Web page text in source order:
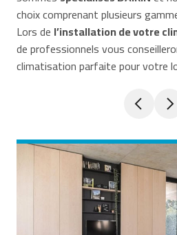
choix comprenant plusieurs
Lors de l’installation de votre
de professionnels vous
climatisation parfaite pour votre